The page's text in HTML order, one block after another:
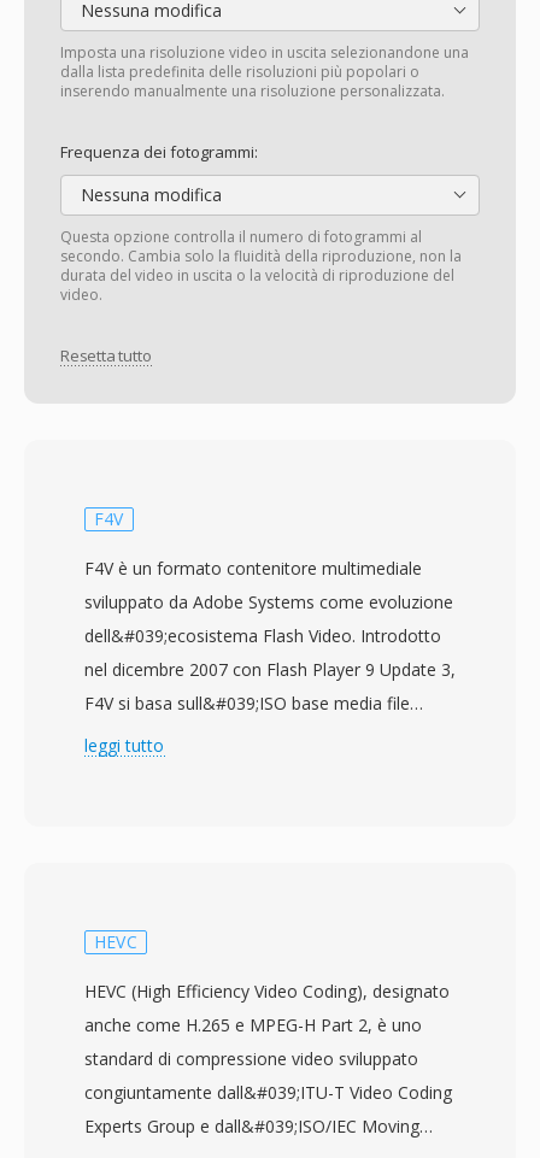
Nessuna modifica
Imposta una risoluzione video in uscita selezionandone una
dalla lista predefinita delle risoluzioni più popolari o
inserendo manualmente una risoluzione personalizzata.
Frequenza dei fotogrammi:
Nessuna modifica
Questa opzione controlla il numero di fotogrammi al
secondo. Cambia solo la fluidità della riproduzione, non la
durata del video in uscita o la velocità di riproduzione del
video.
Resetta tutto
F4V
F4V è un formato contenitore multimediale
sviluppato da Adobe Systems come evoluzione
dell&#039;ecosistema Flash Video. Introdotto
nel dicembre 2007 con Flash Player 9 Update 3,
F4V si basa sull&#039;ISO base media file
format (MPEG-4 Part 14) ed è stato creato per
standardizzata di atomi/box compatibile con
strumenti e flussi di lavoro multimediali. Il
formato supporta funzionalità avanzate tra cui
codifica H.264 High Profile, audio AAC
multicanale e testo temporizzato per sottotitoli
e didascalie. F4V ha rappresentato una mossa
leggi tutto
HEVC
HEVC (High Efficiency Video Coding), designato
anche come H.265 e MPEG-H Part 2, è uno
standard di compressione video sviluppato
congiuntamente dall&#039;ITU-T Video Coding
Experts Group e dall&#039;ISO/IEC Moving